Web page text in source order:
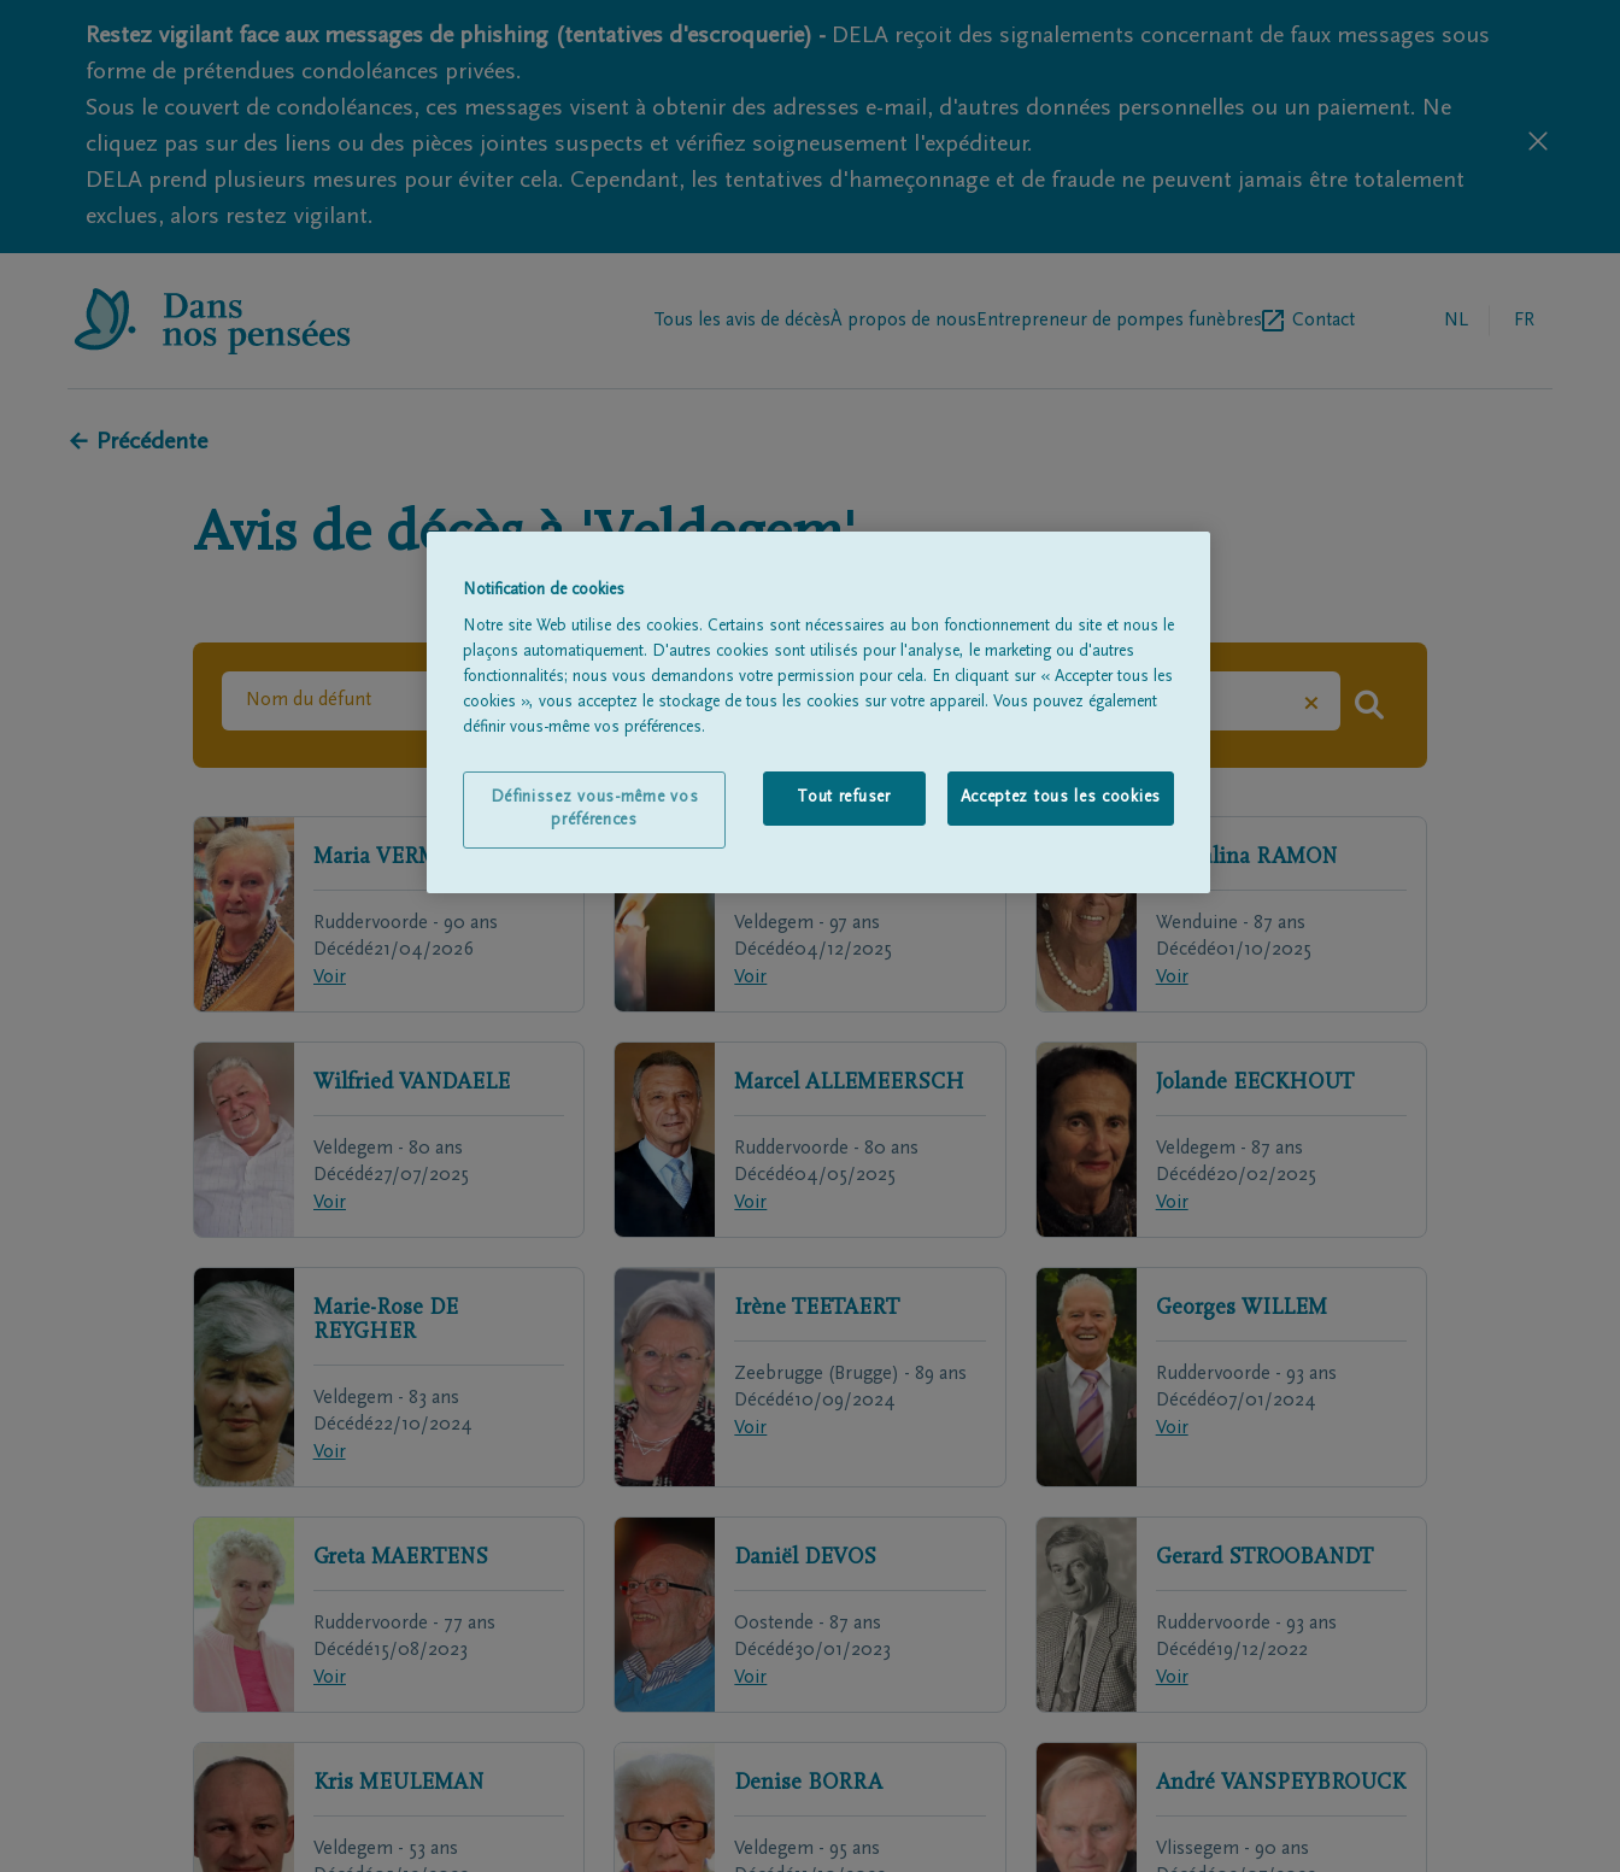
Restez vigilant face aux messages de phishing (tentatives d'escroquerie) - DELA reçoit des signalements concernant de faux messages sous
forme de prétendues condoléances privées.
Sous le couvert de condoléances, ces messages visent à obtenir des adresses e-mail, d'autres données personnelles ou un paiement. Ne
cliquez pas sur des liens ou des pièces jointes suspects et vérifiez soigneusement l'expéditeur.
DELA prend plusieurs mesures pour éviter cela. Cependant, les tentatives d'hameçonnage et de fraude ne peuvent jamais être totalement
exclues, alors restez vigilant.
Tous les avis de décèsÀ propos de nous Entrepreneur de pompes funèbres Contact NL FR
← Précédente
Avis de décès à 'Veldegem'
×
Maria VERMAUT
Ruddervoorde - 90 ans
Décédé21/04/2026
Voir
Veldegem - 97 ans
Décédé04/12/2025
Voir
Cathalina RAMON
Wenduine - 87 ans
Décédé01/10/2025
Voir
Wilfried VANDAELE
Veldegem - 80 ans
Décédé27/07/2025
Voir
Marcel ALLEMEERSCH
Ruddervoorde - 80 ans
Décédé04/05/2025
Voir
Jolande EECKHOUT
Veldegem - 87 ans
Décédé20/02/2025
Voir
Marie-Rose DE
REYGHER
Veldegem - 83 ans
Décédé22/10/2024
Voir
Irène TEETAERT
Zeebrugge (Brugge) - 89 ans
Décédé10/09/2024
Voir
Georges WILLEM
Ruddervoorde - 93 ans
Décédé07/01/2024
Voir
Greta MAERTENS
Ruddervoorde - 77 ans
Décédé15/08/2023
Voir
Daniël DEVOS
Oostende - 87 ans
Décédé30/01/2023
Voir
Gerard STROOBANDT
Ruddervoorde - 93 ans
Décédé19/12/2022
Voir
Kris MEULEMAN
Veldegem - 53 ans
Denise BORRA
Veldegem - 95 ans
André VANSPEYBROUCK
Vlissegem - 90 ans
Notification de cookies
Notre site Web utilise des cookies. Certains sont nécessaires au bon fonctionnement du site et nous le
plaçons automatiquement. D'autres cookies sont utilisés pour l'analyse, le marketing ou d'autres
fonctionnalités; nous vous demandons votre permission pour cela. En cliquant sur « Accepter tous les
cookies », vous acceptez le stockage de tous les cookies sur votre appareil. Vous pouvez également
définir vous-même vos préférences.
Tout refuser Acceptez tous les cookies
Définissez vous-même vos
préférences